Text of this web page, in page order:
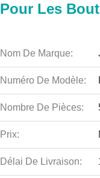
Pour Les
Nom De Marque:
Numéro De Modèle:
Nombre De Pièces:
Prix:
Délai De Livraison: